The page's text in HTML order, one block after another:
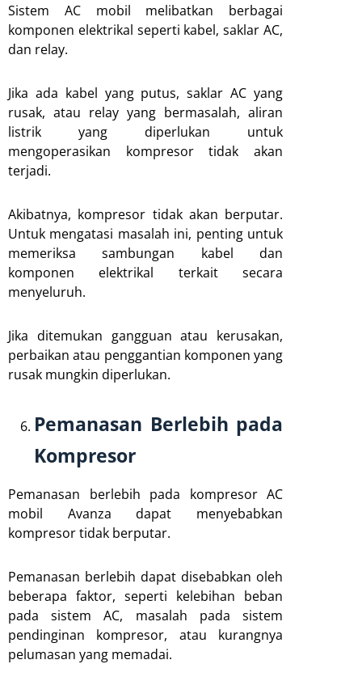
Sistem AC mobil melibatkan berbagai
komponen elektrikal seperti kabel, saklar AC,
dan relay.
Jika ada kabel yang putus, saklar AC yang
rusak, atau relay yang bermasalah, aliran
listrik yang diperlukan untuk
mengoperasikan kompresor tidak akan
terjadi.
Akibatnya, kompresor tidak akan berputar.
Untuk mengatasi masalah ini, penting untuk
memeriksa sambungan kabel dan
komponen elektrikal terkait secara
menyeluruh.
Jika ditemukan gangguan atau kerusakan,
perbaikan atau penggantian komponen yang
rusak mungkin diperlukan.
Pemanasan Berlebih pada
Kompresor
Pemanasan berlebih pada kompresor AC
mobil Avanza dapat menyebabkan
kompresor tidak berputar.
Pemanasan berlebih dapat disebabkan oleh
beberapa faktor, seperti kelebihan beban
pada sistem AC, masalah pada sistem
pendinginan kompresor, atau kurangnya
pelumasan yang memadai.